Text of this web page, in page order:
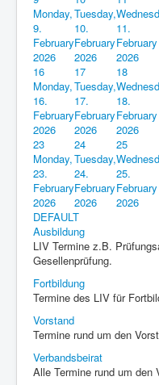
Monday,
9.
February
2026
Tuesday,
10.
February
2026
11.
February
2026
16
Monday,
16.
February
2026
17
Tuesday,
17.
February
2026
18
18.
February
2026
23
Monday,
23.
February
2026
24
Tuesday,
24.
February
2026
25
25.
February
2026
DEFAULT
Ausbildung
LIV Termine z.B.
Gesellenprüfung.
Fortbildung
Termine des LIV für
Vorstand
Termine rund um den
Verbandsbeirat
Alle Termine rund um den